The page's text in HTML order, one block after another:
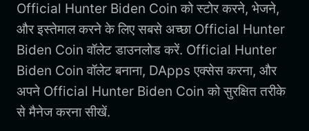
Português (Brasil)
Español (Argentina)
Official Hunter Biden Coin को स्टोर करने, भेजने,
और इस्तेमाल करने के लिए सबसे अच्छा Official Hunter
Biden Coin वॉलेट डाउनलोड करें. Official Hunter
Biden Coin वॉलेट बनाना, DApps एक्सेस करना, और
अपने Official Hunter Biden Coin को सुरक्षित तरीके
से मैनेज करना सीखें.